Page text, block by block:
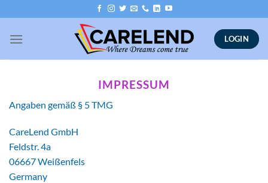
to
content
LOGIN
IMPRESSUM
Angaben gemäß § 5 TMG
CareLend GmbH
Feldstr. 4a
06667 Weißenfels
Germany